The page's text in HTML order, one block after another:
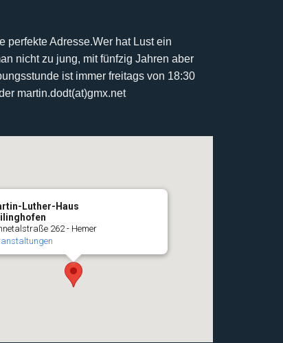
perfekte Adresse.Wer hat Lust ein
nicht zu jung, mit fünfzig Jahren aber
ist immer freitags von 18:30
martin.dodt(at)gmx.net
Luther-Haus
262 - Hemer